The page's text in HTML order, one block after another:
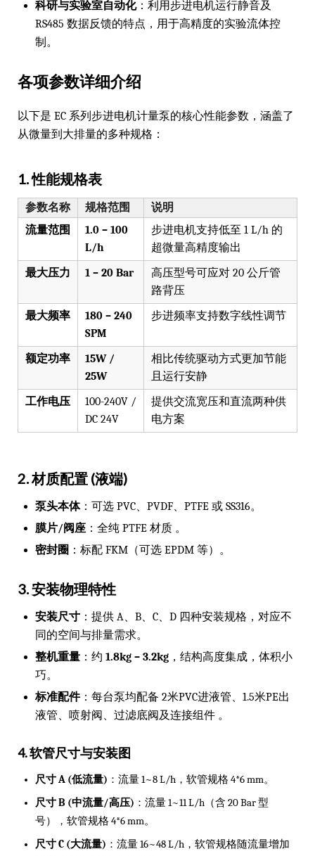
科研与实验室自动化：利用步进电机运行静音及
RS485 数据反馈的特点，用于高精度的实验流体控
制。
各项参数详细介绍
以下是 EC 系列步进电机计量泵的核心性能参数，涵盖了
从微量到大排量的多种规格：
1. 性能规格表
参数名称 规格范围
说明
流量范围
1.0 – 100
L/h
步进电机支持低至 1 L/h 的
超微量高精度输出
最大压力
1 – 20 Bar
高压型号可应对 20 公斤管
路背压
最大频率
180 – 240
SPM
步进频率支持数字线性调节
额定功率
15W /
25W
相比传统驱动方式更加节能
且运行安静
工作电压
100-240V /
DC 24V
提供交流宽压和直流两种供
电方案
2. 材质配置 (液端)
泵头本体：可选 PVC、PVDF、PTFE 或 SS316。
膜片/阀座 ：全纯 PTFE 材质 。
密封圈 ：标配 FKM（可选 EPDM 等）。
3. 安装物理特性
安装尺寸 ：提供 A、B、C、D 四种安装规格，对应不
同的空间与排量需求。
整机重量 ：约 1.8kg – 3.2kg ，结构高度集成，体积小
巧。
标准配件：每台泵均配备 2米PVC进液管、1.5米PE出
液管、喷射阀、过滤底阀及连接组件 。
4. 软管尺寸与安装图
尺寸 A (低流量) ：流量 1~8 L/h，软管规格 4*6 mm。
尺寸 B (中流量/高压) ：流量 1~11 L/h（含 20 Bar 型
号），软管规格 4*6 mm。
尺寸 C (大流量) ：流量 16~48 L/h，软管规格随流量增加